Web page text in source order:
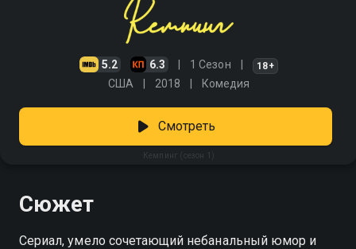
5.2 6.3 1 Сезон 18+
США 2018 Комедия
Кемпинг (сезон 1)
Смотреть
Сюжет
Сериал, умело сочетающий небанальный юмор и